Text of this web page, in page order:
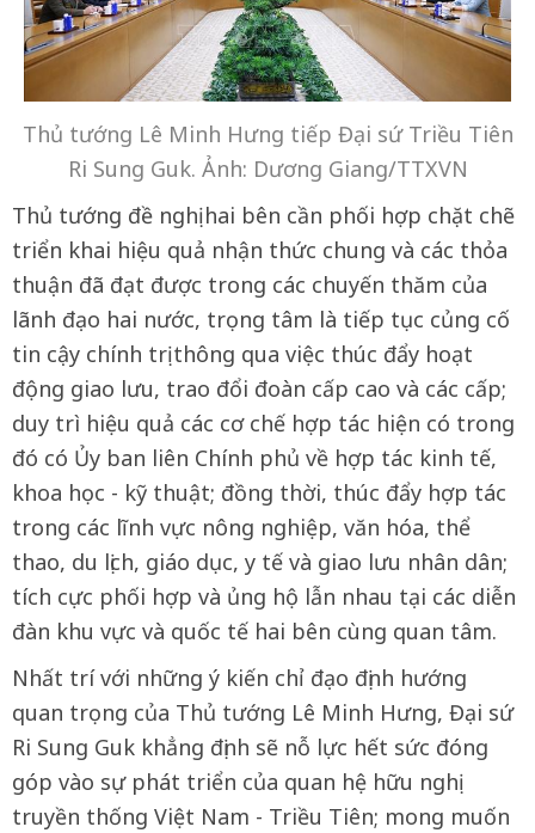
Thủ tướng Lê Minh Hưng tiếp Đại sứ Triều Tiên
Ri Sung Guk. Ảnh: Dương Giang/TTXVN
Thủ tướng đề nghị hai bên cần phối hợp chặt chẽ
triển khai hiệu quả nhận thức chung và các thỏa
thuận đã đạt được trong các chuyến thăm của
lãnh đạo hai nước, trọng tâm là tiếp tục củng cố
tin cậy chính trị thông qua việc thúc đẩy hoạt
động giao lưu, trao đổi đoàn cấp cao và các cấp;
duy trì hiệu quả các cơ chế hợp tác hiện có trong
đó có Ủy ban liên Chính phủ về hợp tác kinh tế,
khoa học - kỹ thuật; đồng thời, thúc đẩy hợp tác
trong các lĩnh vực nông nghiệp, văn hóa, thể
thao, du lịch, giáo dục, y tế và giao lưu nhân dân;
tích cực phối hợp và ủng hộ lẫn nhau tại các diễn
đàn khu vực và quốc tế hai bên cùng quan tâm.
Nhất trí với những ý kiến chỉ đạo định hướng
quan trọng của Thủ tướng Lê Minh Hưng, Đại sứ
Ri Sung Guk khẳng định sẽ nỗ lực hết sức đóng
góp vào sự phát triển của quan hệ hữu nghị
truyền thống Việt Nam - Triều Tiên; mong muốn